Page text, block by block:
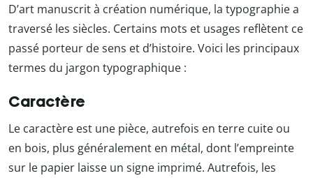
D’art manuscrit à création numérique, la typographie a
traversé les siècles. Certains mots et usages reflètent ce
passé porteur de sens et d’histoire. Voici les principaux
termes du jargon typographique :
Caractère
Le caractère est une pièce, autrefois en terre cuite ou
en bois, plus généralement en métal, dont l’empreinte
sur le papier laisse un signe imprimé. Autrefois, les